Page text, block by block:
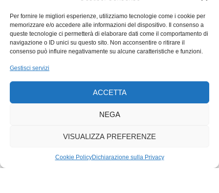
Per fornire le migliori esperienze, utilizziamo tecnologie come i cookie per
memorizzare e/o accedere alle informazioni del dispositivo. Il consenso a
queste tecnologie ci permetterà di elaborare dati come il comportamento di
navigazione o ID unici su questo sito. Non acconsentire o ritirare il
consenso può influire negativamente su alcune caratteristiche e funzioni.
Gestisci servizi
ACCETTA
NEGA
VISUALIZZA PREFERENZE
Cookie PolicyDichiarazione sulla Privacy